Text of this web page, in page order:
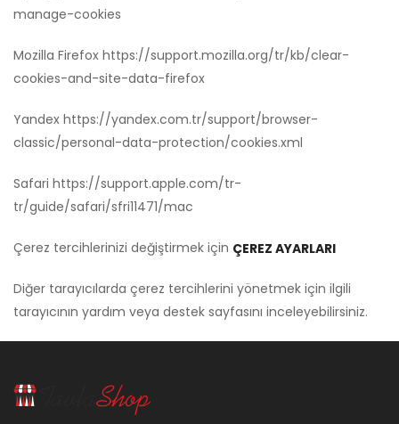
manage-cookies
Mozilla Firefox https://support.mozilla.org/tr/kb/clear-
cookies-and-site-data-firefox
Yandex https://yandex.com.tr/support/browser-
classic/personal-data-protection/cookies.xml
Safari https://support.apple.com/tr-
tr/guide/safari/sfri11471/mac
Çerez tercihlerinizi değiştirmek için ÇEREZ AYARLARI
Diğer tarayıcılarda çerez tercihlerini yönetmek için ilgili
tarayıcının yardım veya destek sayfasını inceleyebilirsiniz.